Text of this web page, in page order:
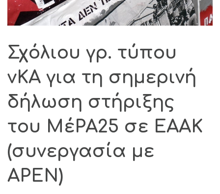
Σχόλιου γρ. τύπου
νΚΑ για τη σημερινή
δήλωση στήριξης
του ΜέΡΑ25 σε ΕΑΑΚ
(συνεργασία με
ΑΡΕΝ)